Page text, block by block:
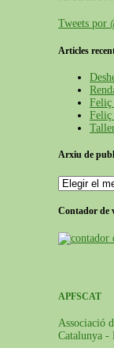
Tweets por
Articles
Feliç
Feliç
Arxiu de
Contador de
APFSCAT
Associació
Catalunya -